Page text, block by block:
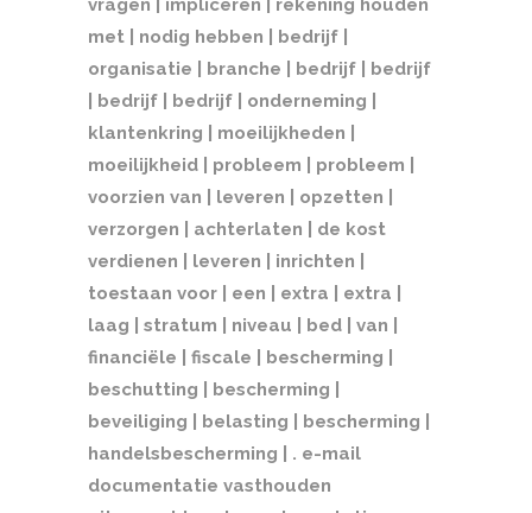
vragen | impliceren | rekening houden
met | nodig hebben | bedrijf |
organisatie | branche | bedrijf | bedrijf
| bedrijf | bedrijf | onderneming |
klantenkring | moeilijkheden |
moeilijkheid | probleem | probleem |
voorzien van | leveren | opzetten |
verzorgen | achterlaten | de kost
verdienen | leveren | inrichten |
toestaan ​​voor | een | extra | extra |
laag | stratum | niveau | bed | van |
financiële | fiscale | bescherming |
beschutting | bescherming |
beveiliging | belasting | bescherming |
handelsbescherming | . e-mail
documentatie vasthouden